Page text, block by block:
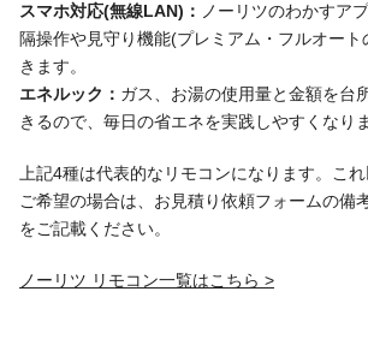
スマホ対応(無線LAN)： ノーリツのわかすア
隔操作や見守り機能(プレミアム・フルオー
きます。
エネルック： ガス、お湯の使用量と金額を台
きるので、毎日の省エネを実践しやすくなりま
上記4種は代表的なリモコンになります。こ
ご希望の場合は、お見積り依頼フォームの備
をご記載ください。
ノーリツ リモコン一覧はこちら